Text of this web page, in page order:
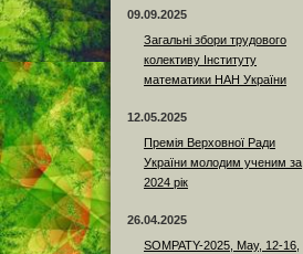
09.09.2025
Загальні збори трудового
колективу Інституту
математики НАН України
12.05.2025
Премія Верховної Ради
України молодим ученим за
2024 рік
26.04.2025
SOMPATY-2025, May, 12-16,